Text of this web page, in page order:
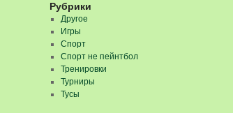
Рубрики
Другое
Игры
Спорт
Спорт не пейнтбол
Тренировки
Турниры
Тусы